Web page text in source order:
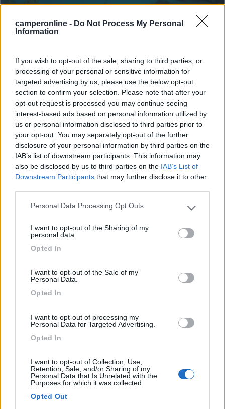
camperonline - Do Not Process My Personal
Information
If you wish to opt-out of the sale, sharing to third parties, or
processing of your personal or sensitive information for
targeted advertising by us, please use the below opt-out
section to confirm your selection. Please note that after your
opt-out request is processed you may continue seeing
interest-based ads based on personal information utilized by
us or personal information disclosed to third parties prior to
your opt-out. You may separately opt-out of the further
disclosure of your personal information by third parties on the
IAB’s list of downstream participants. This information may
also be disclosed by us to third parties on the IAB’s List of
Downstream Participants that may further disclose it to other
Please note that this website/app uses one or more Google
not limited to your visit or usage behaviour. You may click to
grant or deny consent to Google and its third-party tags to
use your data for below specified purposes in below Google
Personal Data Processing Opt Outs
I want to opt-out of the Sharing of my
personal data.
Opted In
I want to opt-out of the Sale of my
Personal Data.
Opted In
I want to opt-out of processing my
Personal Data for Targeted Advertising.
Opted In
I want to opt-out of Collection, Use,
Retention, Sale, and/or Sharing of my
Personal Data that Is Unrelated with the
Purposes for which it was collected.
Opted Out
Campeggio
7,6 7
Servizi / Posizione
Situato nell'Ogliastra e a 3,5 km dal centro, raggiungibi...
Tortolì (OG) - 88.8km
Via Tirreno
Camping Village Orri
Servizi / Posizione